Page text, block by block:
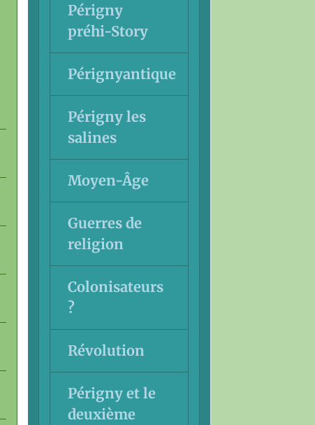
Périgny
préhi-Story
Pérignyantique
Périgny les
salines
Moyen-Âge
Guerres de
religion
Colonisateurs
?
Révolution
Périgny et le
deuxième